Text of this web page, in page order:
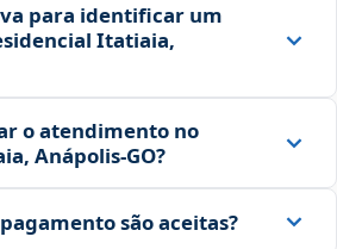
para identificar um
Itatiaia,
o atendimento no
Anápolis‑GO?
são aceitas?